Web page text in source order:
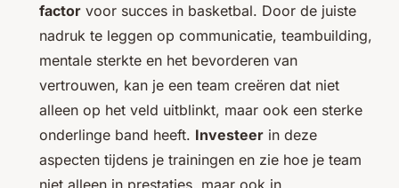
factor voor succes in basketbal. Door de juiste
nadruk te leggen op communicatie, teambuilding,
mentale sterkte en het bevorderen van
vertrouwen, kan je een team creëren dat niet
alleen op het veld uitblinkt, maar ook een sterke
onderlinge band heeft. Investeer in deze
aspecten tijdens je trainingen en zie hoe je team
niet alleen in prestaties, maar ook in